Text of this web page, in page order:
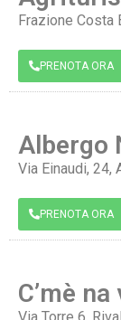
Frazione Costa
PRENOTA ORA
Albergo
Via Einaudi, 24,
PRENOTA ORA
C’mè na